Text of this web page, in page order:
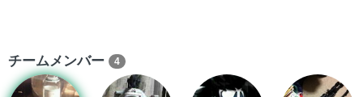
チームメンバー 4